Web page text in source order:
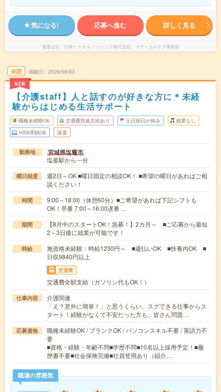
気になる! 応募へ進む 詳しく見る
派遣会社 日研トータルソーシング株式会社 メディカルケア事業部
未読
NEW
掲載日 2026/08/03
【介護staff】人と話すのが好きな方に＊未経
験からはじめる生活サポート
職種未経験OK 交通費別途支給あり 土日祝日が休み 残業なし
WEB登録OK 派遣
勤務地 宮城県塩竈市
塩釜駅から---分
曜日頻度
週2日～OK ■曜日固定の相談OK！ ■希望の曜日があればご相
談ください！
時間
9:00～18:00（休憩60分）■ご希望があれば下記シフトも
OK！早番 7:00～16:00遅番 …
期間
【8月中のスタートOK！急募！】2カ月～ ■ご応募から最短
2～3日後に就業が可能です！
時給
無資格未経験：時給1230円～ ■週払いOK ■扶養内OK ■
日収9840円以上
交通費
交通費全額支給（ガソリン代もOK！）
仕事内容
介護関連
「え？意外に簡単！」と思うくらい、スグできる仕事からス
タート！経験がなくて不安だった方も、皆さん問題…
応募資格
職種未経験OK / ブランクOK / パソコンスキル不要 / 英語力不
要
■資格・経験・年齢不問■学歴不問■10名以上採用予定！■履
歴書不要■社会保険完備■社員登用あり（紹介…
職場の雰囲気